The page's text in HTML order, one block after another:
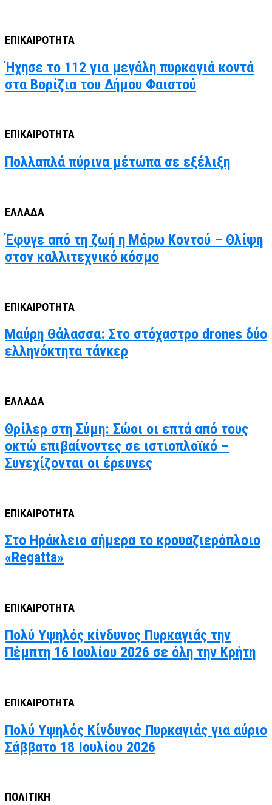
ΕΠΙΚΑΙΡΟΤΗΤΑ
Ήχησε το 112 για μεγάλη πυρκαγιά κοντά
στα Βορίζια του Δήμου Φαιστού
ΕΠΙΚΑΙΡΟΤΗΤΑ
Πολλαπλά πύρινα μέτωπα σε εξέλιξη
ΕΛΛΑΔΑ
Έφυγε από τη ζωή η Μάρω Κοντού – Θλίψη
στον καλλιτεχνικό κόσμο
ΕΠΙΚΑΙΡΟΤΗΤΑ
Μαύρη Θάλασσα: Στο στόχαστρο drones δύο
ελληνόκτητα τάνκερ
ΕΛΛΑΔΑ
Θρίλερ στη Σύμη: Σώοι οι επτά από τους
οκτώ επιβαίνοντες σε ιστιοπλοϊκό –
Συνεχίζονται οι έρευνες
ΕΠΙΚΑΙΡΟΤΗΤΑ
Στο Ηράκλειο σήμερα το κρουαζιερόπλοιο
«Regatta»
ΕΠΙΚΑΙΡΟΤΗΤΑ
Πολύ Υψηλός κίνδυνος Πυρκαγιάς την
Πέμπτη 16 Ιουλίου 2026 σε όλη την Κρήτη
ΕΠΙΚΑΙΡΟΤΗΤΑ
Πολύ Υψηλός Κίνδυνος Πυρκαγιάς για αύριο
Σάββατο 18 Ιουλίου 2026
ΠΟΛΙΤΙΚΗ